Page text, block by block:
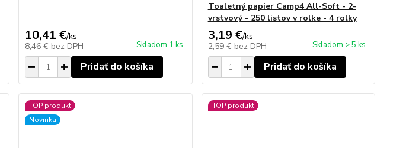
10,41 €/ks
8,46 € bez DPH Skladom 1 ks
Pridať do košíka
Toaletný papier Camp4 All-Soft - 2-
vrstvový - 250 listov v rolke - 4 rolky
3,19 €/ks
2,59 € bez DPH Skladom > 5 ks
Pridať do košíka
TOP produkt
Novinka
TOP produkt